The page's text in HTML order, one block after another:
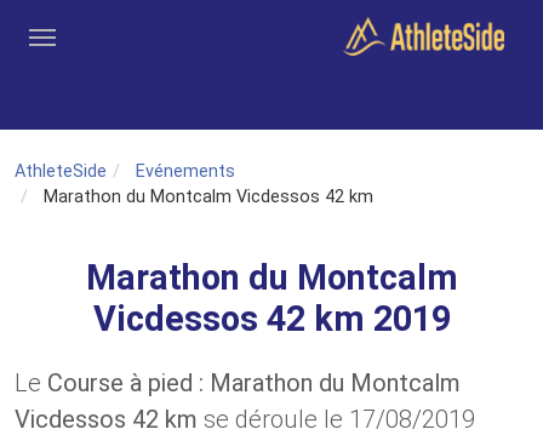
AthleteSide
Evénements
Marathon du Montcalm Vicdessos 42 km
Marathon du Montcalm
Vicdessos 42 km 2019
Le Course à pied : Marathon du Montcalm
Vicdessos 42 km se déroule le 17/08/2019